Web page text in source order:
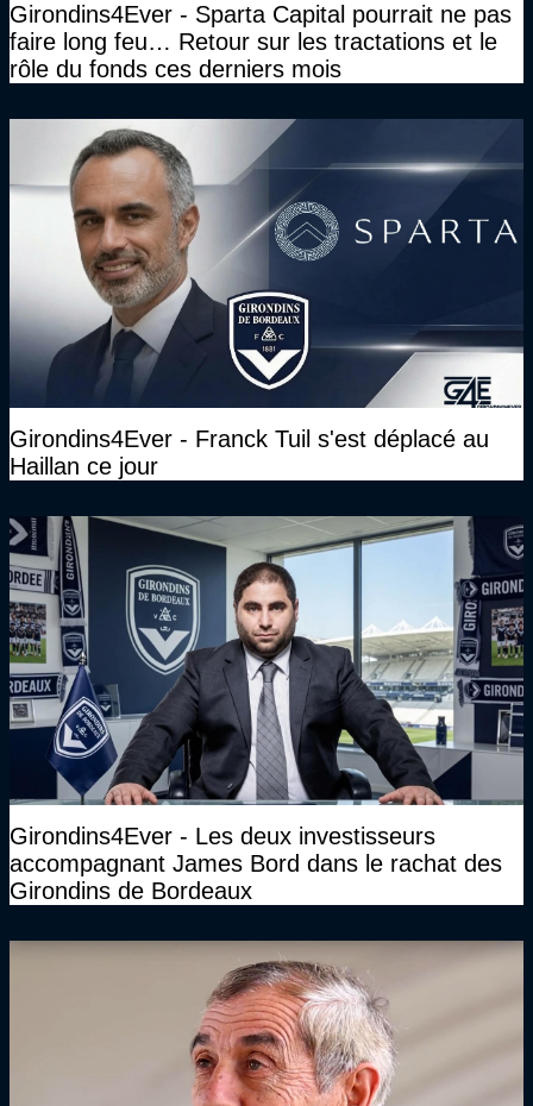
Girondins4Ever - Sparta Capital pourrait ne pas
faire long feu… Retour sur les tractations et le
rôle du fonds ces derniers mois
Girondins4Ever - Franck Tuil s'est déplacé au
Haillan ce jour
Girondins4Ever - Les deux investisseurs
accompagnant James Bord dans le rachat des
Girondins de Bordeaux